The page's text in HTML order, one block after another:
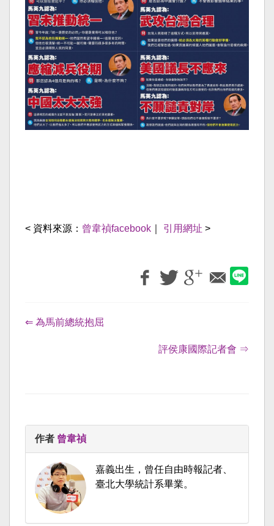
< 資料來源： 曾韋禎facebook 引用網址 >
⇐ 為馬前總統抱屈
評侯康國際記者會 ⇒
作者 曾韋禎
嘉義出生，曾任自由時報記者、
臺北大學統計系畢業。